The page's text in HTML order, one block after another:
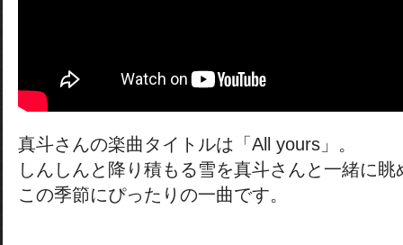
真斗さんの楽曲タイトルは「All yours」。
しんしんと降り積もる雪を真斗さんと一緒に眺
この季節にぴったりの一曲です。